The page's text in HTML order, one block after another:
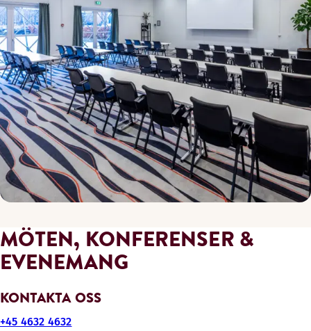
MÖTEN, KONFERENSER &
EVENEMANG
KONTAKTA OSS
+45 4632 4632